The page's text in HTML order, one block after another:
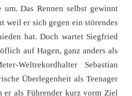
um. Das Rennen selbst gewinnt
weil er sich gegen ein störendes
hat. Doch wartet Siegfried
auf Hagen, ganz anders als
Weltrekordhalter Sebastian
Überlegenheit als Teenager
er als Führender kurz vorm Ziel